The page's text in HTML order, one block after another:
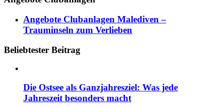
Angebote Clubanlagen Malediven –
Trauminseln zum Verlieben
Beliebtester Beitrag
Die Ostsee als Ganzjahresziel: Was jede
Jahreszeit besonders macht